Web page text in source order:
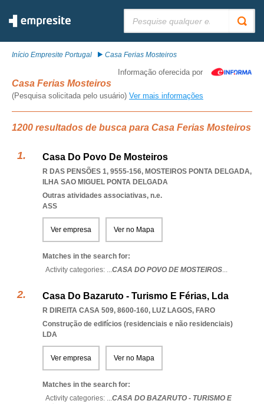
Início Empresite Portugal Casa Ferias Mosteiros
Informação oferecida por
Casa Ferias Mosteiros
(Pesquisa solicitada pelo usuário) Ver mais informações
1200 resultados de busca para Casa Ferias Mosteiros
Casa Do Povo De Mosteiros
R DAS PENSÕES 1, 9555-156, MOSTEIROS PONTA DELGADA,
ILHA SAO MIGUEL PONTA DELGADA
Outras atividades associativas, n.e.
ASS
Ver empresa Ver no Mapa
Matches in the search for:
Activity categories: ...CASA DO POVO DE MOSTEIROS...
Casa Do Bazaruto - Turismo E Férias, Lda
R DIREITA CASA 509, 8600-160, LUZ LAGOS, FARO
Construção de edifícios (residenciais e não residenciais)
LDA
Ver empresa Ver no Mapa
Matches in the search for:
Activity categories: ...CASA DO BAZARUTO - TURISMO E